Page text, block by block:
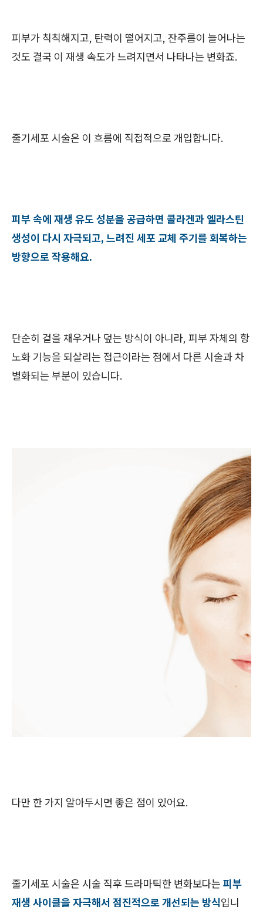
피부가 칙칙해지고, 탄력이 떨어지고, 잔주름이 늘어나는
것도 결국 이 재생 속도가 느려지면서 나타나는 변화죠.
줄기세포 시술은 이 흐름에 직접적으로 개입합니다.
피부 속에 재생 유도 성분을 공급하면 콜라겐과 엘라스틴
생성이 다시 자극되고, 느려진 세포 교체 주기를 회복하는
방향으로 작용해요.
단순히 겉을 채우거나 덮는 방식이 아니라, 피부 자체의 항
노화 기능을 되살리는 접근이라는 점에서 다른 시술과 차
별화되는 부분이 있습니다.
다만 한 가지 알아두시면 좋은 점이 있어요.
줄기세포 시술은 시술 직후 드라마틱한 변화보다는 피부
재생 사이클을 자극해서 점진적으로 개선되는 방식입니